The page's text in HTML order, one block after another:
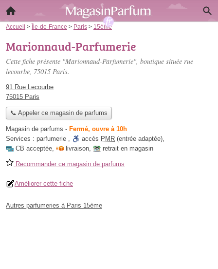
Accueil > Île-de-France > Paris > 15ème
Marionnaud-Parfumerie
Cette fiche présente "Marionnaud-Parfumerie", boutique située rue
lecourbe, 75015 Paris.
91 Rue Lecourbe
75015 Paris
📞 Appeler ce magasin de parfums
Magasin de parfums - Fermé, ouvre à 10h
Services : parfumerie , accès PMR (entrée adaptée),
CB acceptée, livraison, retrait en magasin
Recommander ce magasin de parfums
Améliorer cette fiche
Autres parfumeries à Paris 15ème